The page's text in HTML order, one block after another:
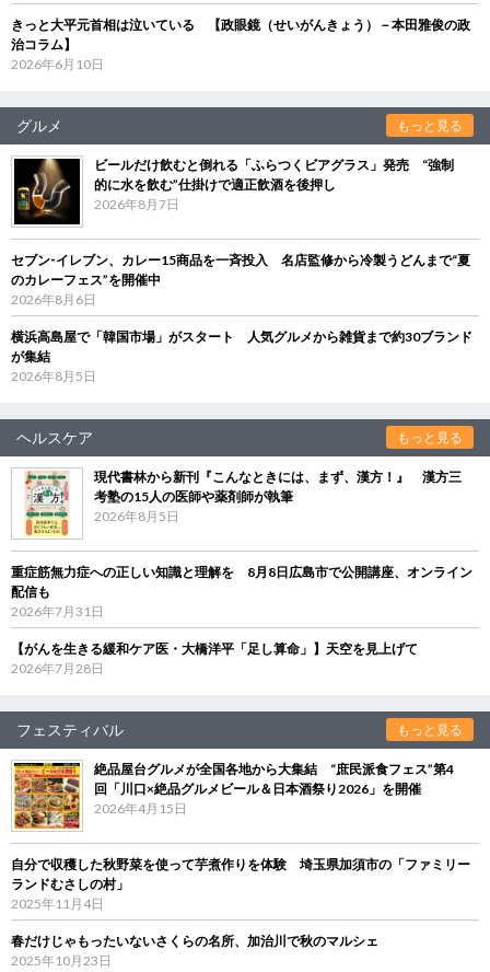
きっと大平元首相は泣いている 【政眼鏡（せいがんきょう）－本田雅俊の政
治コラム】
2026年6月10日
グルメ もっと見る
ビールだけ飲むと倒れる「ふらつくビアグラス」発売 “強制
的に水を飲む”仕掛けで適正飲酒を後押し
2026年8月7日
セブン‐イレブン、カレー15商品を一斉投入 名店監修から冷製うどんまで“夏
のカレーフェス”を開催中
2026年8月6日
横浜高島屋で「韓国市場」がスタート 人気グルメから雑貨まで約30ブランド
が集結
2026年8月5日
ヘルスケア もっと見る
現代書林から新刊『こんなときには、まず、漢方！』 漢方三
考塾の15人の医師や薬剤師が執筆
2026年8月5日
重症筋無力症への正しい知識と理解を 8月8日広島市で公開講座、オンライン
配信も
2026年7月31日
【がんを生きる緩和ケア医・大橋洋平「足し算命」】天空を見上げて
2026年7月28日
フェスティバル もっと見る
絶品屋台グルメが全国各地から大集結 “庶民派食フェス”第4
回「川口×絶品グルメビール＆日本酒祭り2026」を開催
2026年4月15日
自分で収穫した秋野菜を使って芋煮作りを体験 埼玉県加須市の「ファミリー
ランドむさしの村」
2025年11月4日
春だけじゃもったいないさくらの名所、加治川で秋のマルシェ
2025年10月23日